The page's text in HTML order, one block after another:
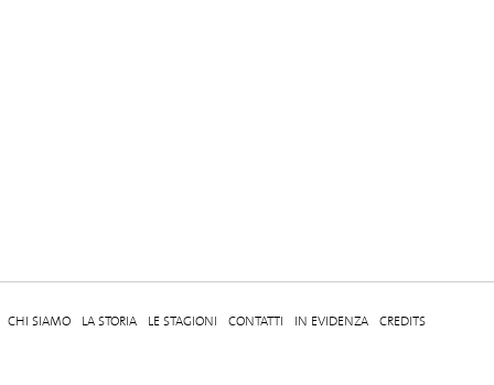
CHI SIAMO LA STORIA LE STAGIONI CONTATTI IN EVIDENZA CREDITS